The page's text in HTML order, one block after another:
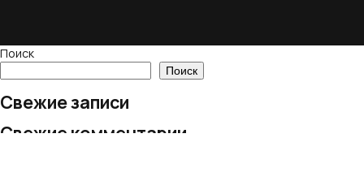
Поиск
Поиск
Свежие записи
Свежие комментарии